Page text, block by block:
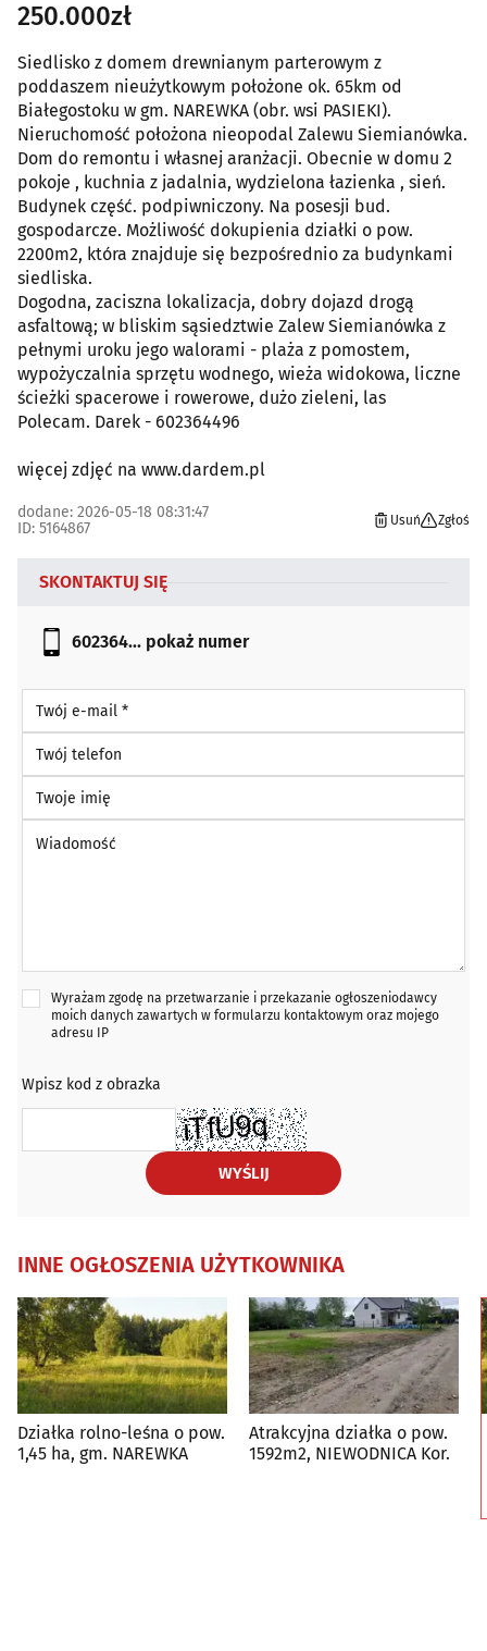
250.000zł
Siedlisko z domem drewnianym parterowym z
poddaszem nieużytkowym położone ok. 65km od
Białegostoku w gm. NAREWKA (obr. wsi PASIEKI).
Nieruchomość położona nieopodal Zalewu Siemianówka.
Dom do remontu i własnej aranżacji. Obecnie w domu 2
pokoje , kuchnia z jadalnia, wydzielona łazienka , sień.
Budynek część. podpiwniczony. Na posesji bud.
gospodarcze. Możliwość dokupienia działki o pow.
2200m2, która znajduje się bezpośrednio za budynkami
siedliska.
Dogodna, zaciszna lokalizacja, dobry dojazd drogą
asfaltową; w bliskim sąsiedztwie Zalew Siemianówka z
pełnymi uroku jego walorami - plaża z pomostem,
wypożyczalnia sprzętu wodnego, wieża widokowa, liczne
ścieżki spacerowe i rowerowe, dużo zieleni, las
Polecam. Darek - 602364496
więcej zdjęć na www.dardem.pl
dodane: 2026-05-18 08:31:47
ID: 5164867
Usuń Zgłoś
SKONTAKTUJ SIĘ
602364... pokaż numer
Twój e-mail *
Twój telefon
Twoje imię
Wyrażam zgodę na przetwarzanie i przekazanie ogłoszeniodawcy
moich danych zawartych w formularzu kontaktowym oraz mojego
adresu IP
Wpisz kod z obrazka
WYŚLIJ
INNE OGŁOSZENIA UŻYTKOWNIKA
Działka rolno-leśna o pow.
1,45 ha, gm. NAREWKA
Atrakcyjna działka o pow.
1592m2, NIEWODNICA Kor.